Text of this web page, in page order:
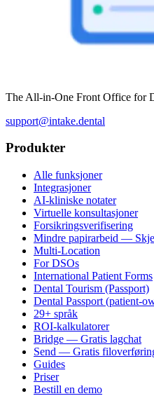
The All-in-One Front Office for
support@intake.dental
Produkter
Alle funksjoner
Integrasjoner
AI-kliniske notater
Virtuelle konsultasjoner
Forsikringsverifisering
Mindre papirarbeid —
Multi-Location
For DSOs
International Patient Forms
Dental Tourism (Passport)
Dental Passport (patient-
29+ språk
ROI-kalkulatorer
Bridge — Gratis lagchat
Send — Gratis
Guides
Priser
Bestill en demo